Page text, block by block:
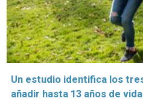
Un estudio identifica los
añadir hasta 13 años de